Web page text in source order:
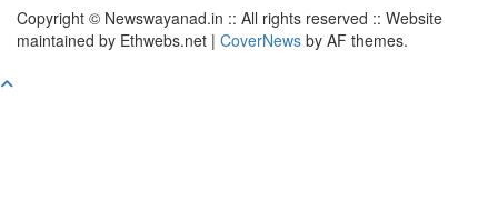
Copyright © Newswayanad.in :: All rights reserved :: Website
maintained by Ethwebs.net | CoverNews by AF themes.